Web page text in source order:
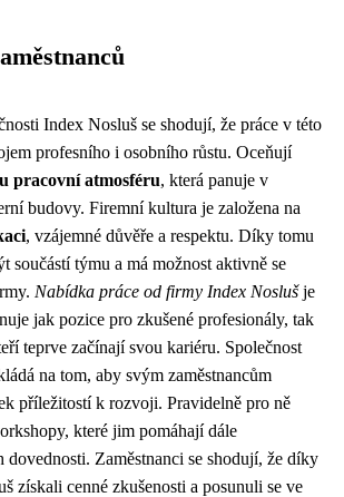
Index Nosluš se shodují, že práce v této
profesního i osobního růstu. Oceňují
pracovní atmosféru, která panuje v
budovy. Firemní kultura je založena na
, vzájemné důvěře a respektu. Díky tomu
součástí týmu a má možnost aktivně se
Nabídka práce od firmy Index Noslušje
jak pozice pro zkušené profesionály, tak
teprve začínají svou kariéru. Společnost
na tom, aby svým zaměstnancům
příležitostí k rozvoji. Pravidelně pro ně
které jim pomáhají dále
dovednosti. Zaměstnanci se shodují, že díky
získali cenné zkušenosti a posunuli se ve